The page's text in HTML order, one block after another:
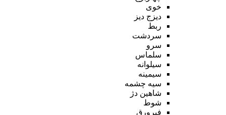
خوی
دیزج دیز
ربط
سردشت
سرو
سلماس
سیلوانه
سیمینه
سیه چشمه
شاهین دژ
شوط
فیرورق